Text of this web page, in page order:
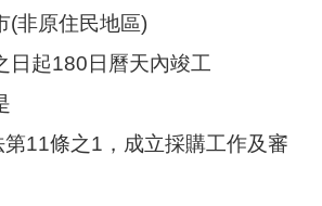
(非原住民地區)
日起180日曆天內竣工
11條之1，成立採購工作及審